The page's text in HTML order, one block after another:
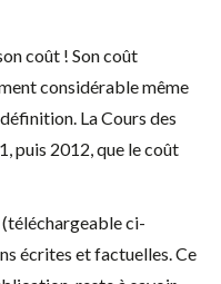
coût ! Son coût
considérable même
La Cours des
puis 2012, que le coût
ci-
écrites et factuelles. Ce